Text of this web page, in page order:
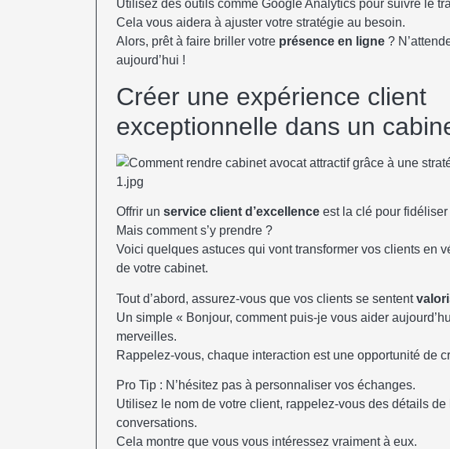
Utilisez des outils comme Google Analytics pour suivre le
Cela vous aidera à ajuster votre stratégie au besoin.
Alors, prêt à faire briller votre présence en ligne ?
aujourd’hui !
Créer une expérience client
exceptionnelle dans un
Offrir un service client d’excellence est la clé pour
Mais comment s’y prendre ?
Voici quelques astuces qui vont transformer vos clients en
de votre cabinet.
Tout d’abord, assurez-vous que vos clients se sentent
Un simple « Bonjour, comment puis-je vous aider
merveilles.
Rappelez-vous, chaque interaction est une opportunité de
Pro Tip : N’hésitez pas à personnaliser vos échanges.
Utilisez le nom de votre client, rappelez-vous des détails
conversations.
Cela montre que vous vous intéressez vraiment à eux.